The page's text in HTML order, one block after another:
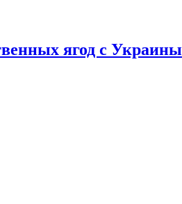
ягод с Украины